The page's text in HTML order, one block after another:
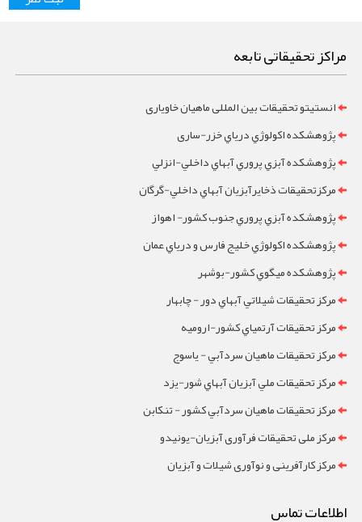
مراکز تحقیقاتی تابعه
انستیتو تحقیقات بین المللی ماهیان خاویاری
پژوهشکده اکولوژي درياي خزر-ساری
پژوهشکده آبزي پروري آبهاي داخلي-انزلي
مرکزتحقيقات ذخايرآبزيان آبهاي داخلي-گرگان
پژوهشکده آبزي پروري جنوب کشور- اهواز
پژوهشکده اکولوژي خليج فارس و درياي عمان
پژوهشکده ميگوي کشور-بوشهر
مرکز تحقيقات شيلاتي آبهاي دور - چابهار
مرکز تحقيقات آرتمياي کشور-ارومیه
مرکز تحقيقات ماهيان سردآبي - ياسوج
مرکز تحقيقات ملي آبزيان آبهاي شور-یزد
مرکز تحقيقات ماهيان سردآبي کشور - تنکابن
مرکز ملی تحقیقات فرآوری آبزیان-یونیدو
مرکز کارآفرینی و نوآوری شیلات و آبزیان
اطلاعات تماس